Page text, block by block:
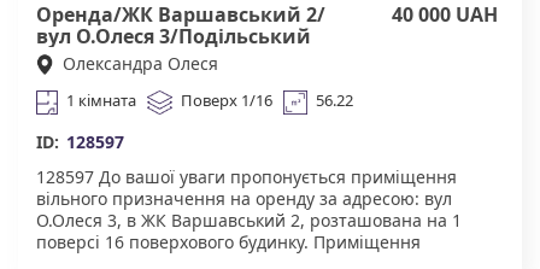
Оренда/ЖК Варшавський 2/
вул О.Олеся 3/Подільський
40 000 UAH
Олександра Олеся
1 кімната Поверх 1/16 56.22
ID: 128597
128597 До вашої уваги пропонується ​​приміщення
вільного призначення на оренду за адресою: вул
О.Олеся 3, в ЖК Варшавський 2, розташована на 1
поверсі 16 поверхового будинку. Приміщення